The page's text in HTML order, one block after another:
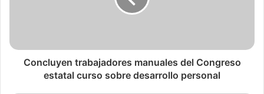
Concluyen trabajadores manuales del Congreso
estatal curso sobre desarrollo personal